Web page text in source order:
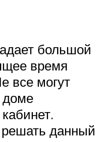
большой
время
все могут
доме
данный